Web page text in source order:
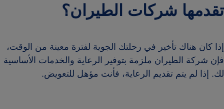
تقدمها شركات الطيران؟
إذا كان هناك تأخير في رحلتك الجوية لفترة معينة من الوقت،
فإن شركة الطيران ملزمة بتوفير الرعاية والخدمات الأساسية
لك. إذا لم يتم تقديم الرعاية، فأنت مؤهل للتعويض.